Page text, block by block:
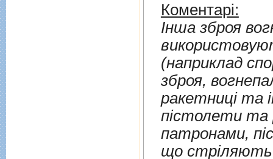
Коментарі:
Iнша зброя
(наприклад
зброя,
ракетницi та
пiстолети та
патронами, пiстолети для гуманного забою тварин,